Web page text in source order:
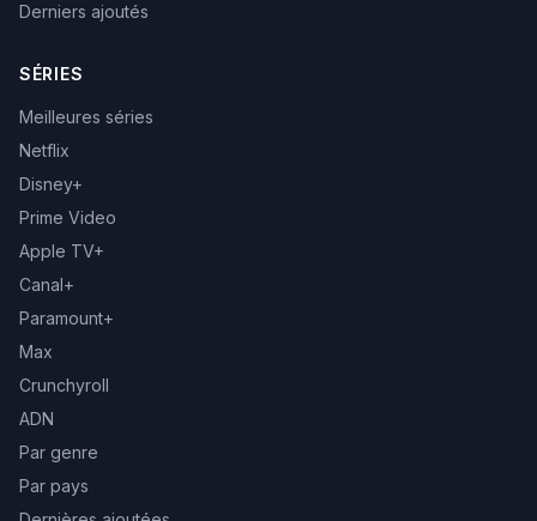
Derniers ajoutés
SÉRIES
Meilleures séries
Netflix
Disney+
Prime Video
Apple TV+
Canal+
Paramount+
Max
Crunchyroll
ADN
Par genre
Par pays